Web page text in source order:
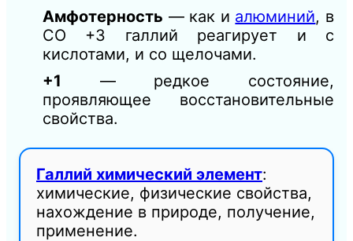
Амфотерность — как и алюминий, в
СО +3 галлий реагирует и с
кислотами, и со щелочами.
+1 — редкое состояние,
проявляющее восстановительные
свойства.
Галлий химический элемент:
химические, физические свойства,
нахождение в природе, получение,
применение.